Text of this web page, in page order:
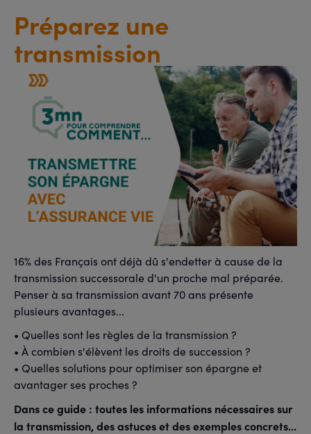
Préparez une
transmission
16% des Français ont déjà dû s'endetter à cause de la
transmission successorale d'un proche mal préparée.
Penser à sa transmission avant 70 ans présente
plusieurs avantages...
• Quelles sont les règles de la transmission ?
• À combien s'élèvent les droits de succession ?
• Quelles solutions pour optimiser son épargne et
avantager ses proches ?
Dans ce guide : toutes les informations nécessaires sur
la transmission, des astuces et des exemples concrets...